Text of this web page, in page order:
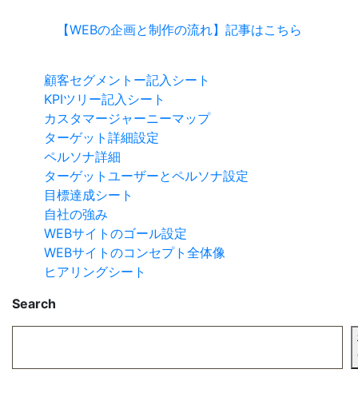
【WEBの企画と制作の流れ】記事はこちら
顧客セグメントー記入シート
KPIツリー記入シート
カスタマージャーニーマップ
ターゲット詳細設定
ペルソナ詳細
ターゲットユーザーとペルソナ設定
目標達成シート
自社の強み
WEBサイトのゴール設定
WEBサイトのコンセプト全体像
ヒアリングシート
Search